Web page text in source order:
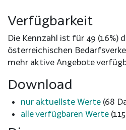
Verfügbarkeit
Die Kennzahl ist für 49 (16%)
österreichischen
mehr aktive Angebote
Download
nur aktuellste Werte(68
alle verfügbaren Werte